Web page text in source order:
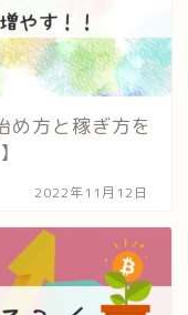
め方と稼ぎ方を
2022年11月12日